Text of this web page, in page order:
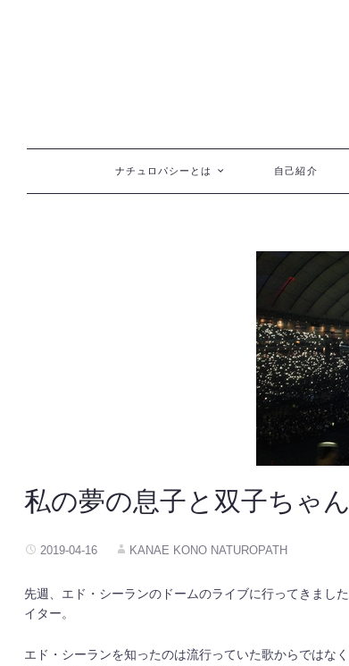
コンテンツへ移動ナチュロパシーとは 自己紹介
私の夢の息子と双子ちゃん
2019-04-16 KANAE KONO NATUROPATH
先週、エド・シーランのドームのライブに行ってきまし
イター。
エド・シーランを知ったのは流行っていた歌からではな